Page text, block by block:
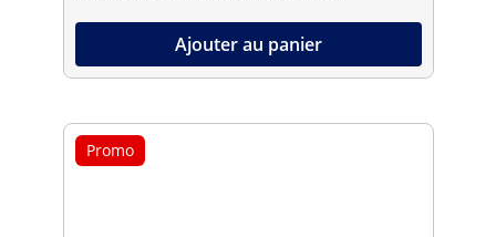
Ajouter au panier
Promo